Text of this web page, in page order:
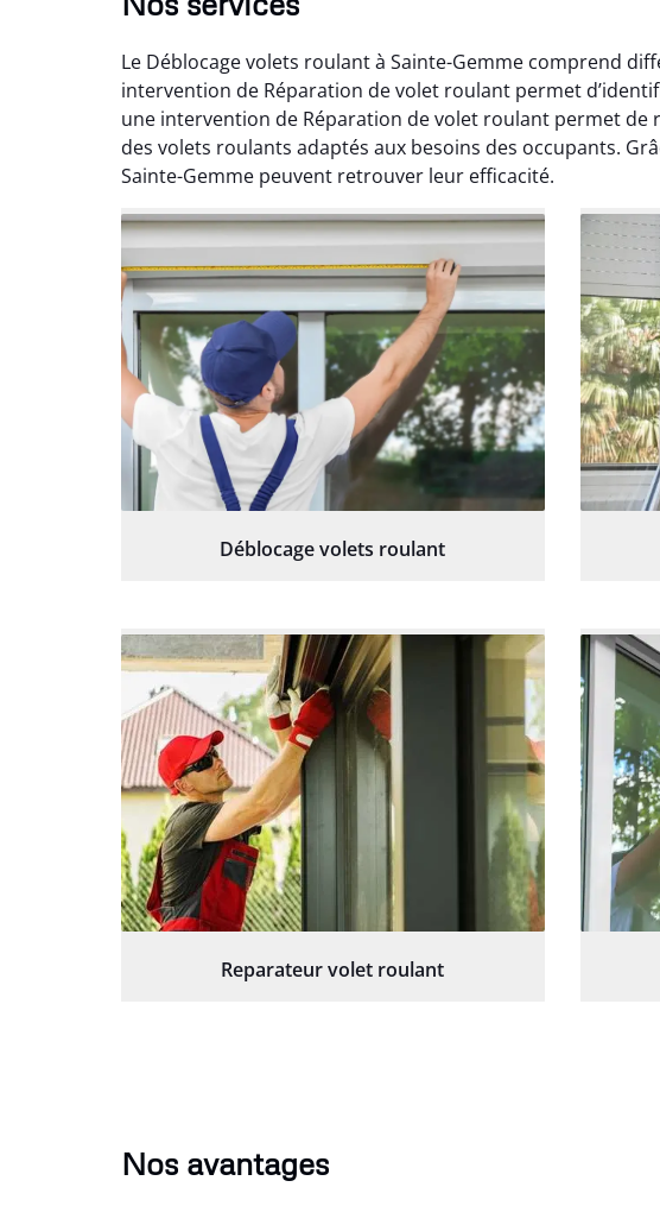
Le Déblocage volets roulant à Sainte-Gemme comprend
intervention de Réparation de volet roulant permet
une intervention de Réparation de volet roulant permet
des volets roulants adaptés aux besoins des occupants.
Sainte-Gemme peuvent retrouver leur efficacité.
Déblocage volets roulant
Reparateur volet roulant
Nos avantages